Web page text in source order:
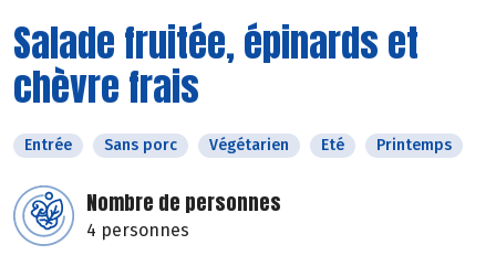
Salade fruitée, épinards et
chèvre frais
Entrée Sans porc Végétarien Eté Printemps
Nombre de personnes
4 personnes